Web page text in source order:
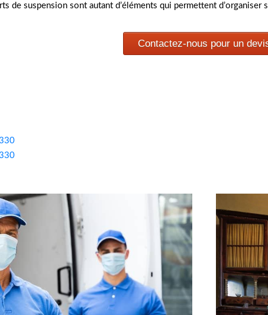
de suspension sont autant d’éléments qui permettent d’organiser
Contactez-nous pour un